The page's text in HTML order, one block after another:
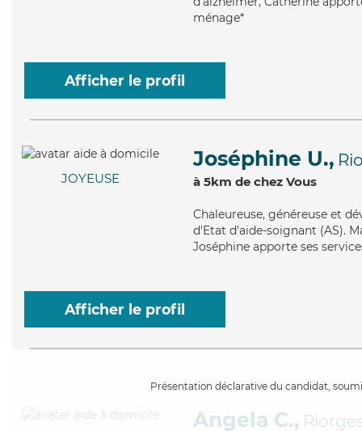
ménage*
Afficher le profil
JOYEUSE
Joséphine U.,
à 5km de chez Vous
Chaleureuse, généreuse et
d'Etat d'aide-soignant (AS).
Joséphine apporte ses
Afficher le profil
Présentation déclarative du candidat,
Angela C.,